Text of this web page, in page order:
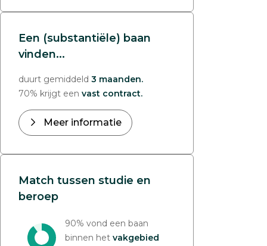
Een (substantiële) baan
vinden...
duurt gemiddeld 3 maanden.
70% krijgt een vast contract.
Meer informatie
Match tussen studie en
beroep
90% vond een baan
binnen het vakgebied